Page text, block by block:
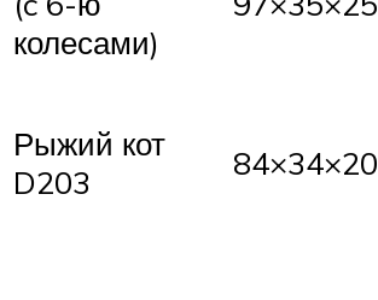
колесами)
Рыжий кот
D203
84×34×20